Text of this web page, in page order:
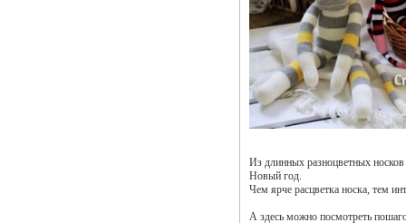
Из длинных разноцветных
Новый год.
Чем ярче расцветка носка, тем
А здесь можно посмотреть